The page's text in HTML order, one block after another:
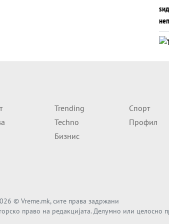
Trending
Techno
Бизнис
Спорт
Профил
© Vreme.mk, сите права задржани
право на редакцијата. Делумно или целосно